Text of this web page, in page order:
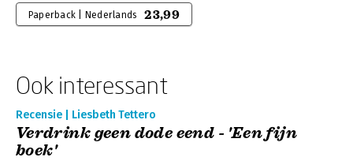
Paperback | Nederlands 23,99
Ook interessant
Recensie | Liesbeth Tettero
Verdrink geen dode eend - 'Een fijn
boek'